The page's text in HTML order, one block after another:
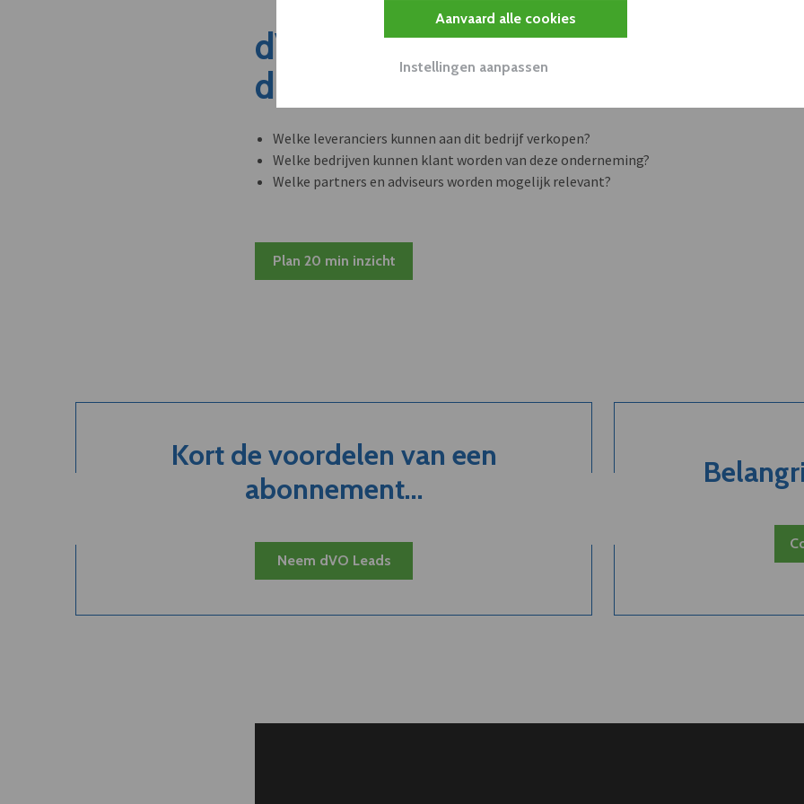
Aanvaard alle cookies
Instellingen aanpassen
dVO detecteert 14 commerciële
dit nieuws
Welke leveranciers kunnen aan dit bedrijf verkopen?
Welke bedrijven kunnen klant worden van deze onderneming?
Welke partners en adviseurs worden mogelijk relevant?
Plan 20 min inzicht
Kort de voordelen van een
abonnement...
Neem dVO Leads